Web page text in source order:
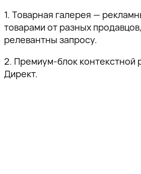
1. Товарная галерея —
товарами от разных
релевантны запросу.
2. Премиум-блок контекстной
Директ.